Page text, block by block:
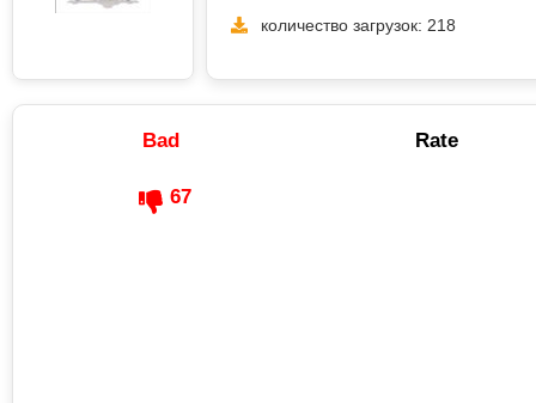
количество загрузок: 218
Bad Rate
67